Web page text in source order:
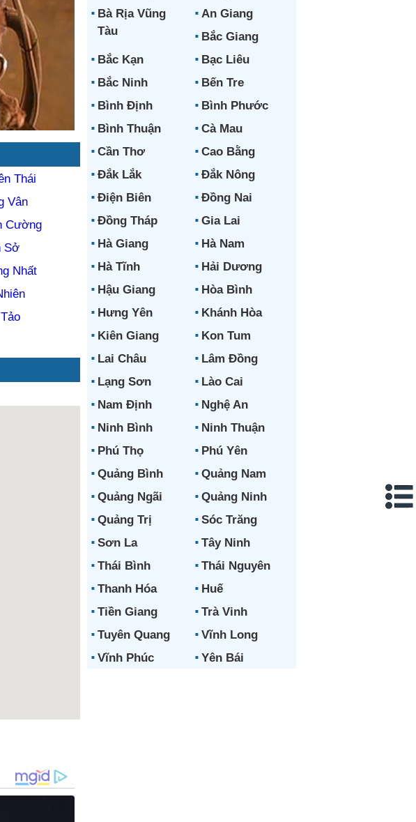
Thái
Vân
Cường
Sở
Nhất
Bà Rịa Vũng
Tàu
An Giang
Bắc Giang
Bắc Kạn
Bạc Liêu
Bắc Ninh
Bến Tre
Bình Định
Bình Phước
Bình Thuận
Cà Mau
Cần Thơ
Cao Bằng
Đắk Lắk
Đắk Nông
Điện Biên
Đồng Nai
Đồng Tháp
Gia Lai
Hà Giang
Hà Nam
Hà Tĩnh
Hải Dương
Hậu Giang
Hòa Bình
Hưng Yên
Khánh Hòa
Kiên Giang
Kon Tum
Lai Châu
Lâm Đồng
Lạng Sơn
Lào Cai
Nam Định
Nghệ An
Ninh Bình
Ninh Thuận
Phú Thọ
Phú Yên
Quảng Bình
Quảng Nam
Quảng Ngãi
Quảng Ninh
Quảng Trị
Sóc Trăng
Sơn La
Tây Ninh
Thái Bình
Thái Nguyên
Thanh Hóa
Huế
Tiền Giang
Trà Vinh
Tuyên Quang
Vĩnh Long
Vĩnh Phúc
Yên Bái